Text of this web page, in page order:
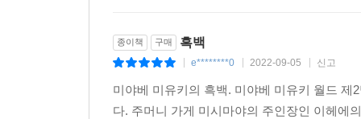
종이책 구매 흑백
e********0 2022-09-05 신고
미야베 미유키의 흑백. 미야베 미유키 월드
다. 주머니 가게 미시마야의 주인장인 이헤에